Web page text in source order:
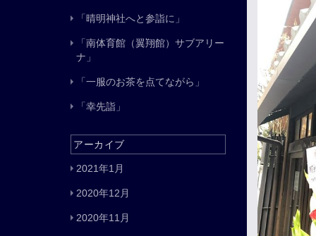
「晴明神社へと参詣に」
「南体育館（翼翔館）サブアリー
ナ」
「一服のお茶を点てながら」
「幸先詣」
アーカイブ
2021年1月
2020年12月
2020年11月